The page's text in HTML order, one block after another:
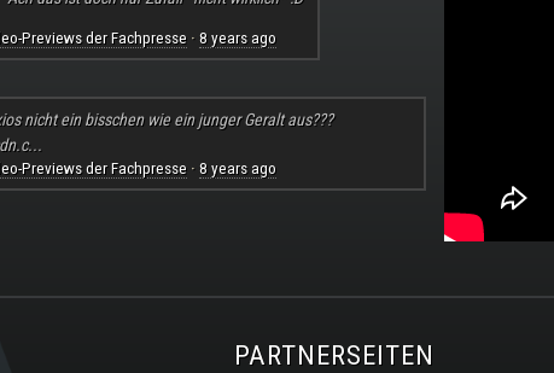
Previews der Fachpresse· 8 years ago
nicht ein bisschen wie ein junger Geralt aus???
Previews der Fachpresse· 8 years ago
PARTNERSEITEN